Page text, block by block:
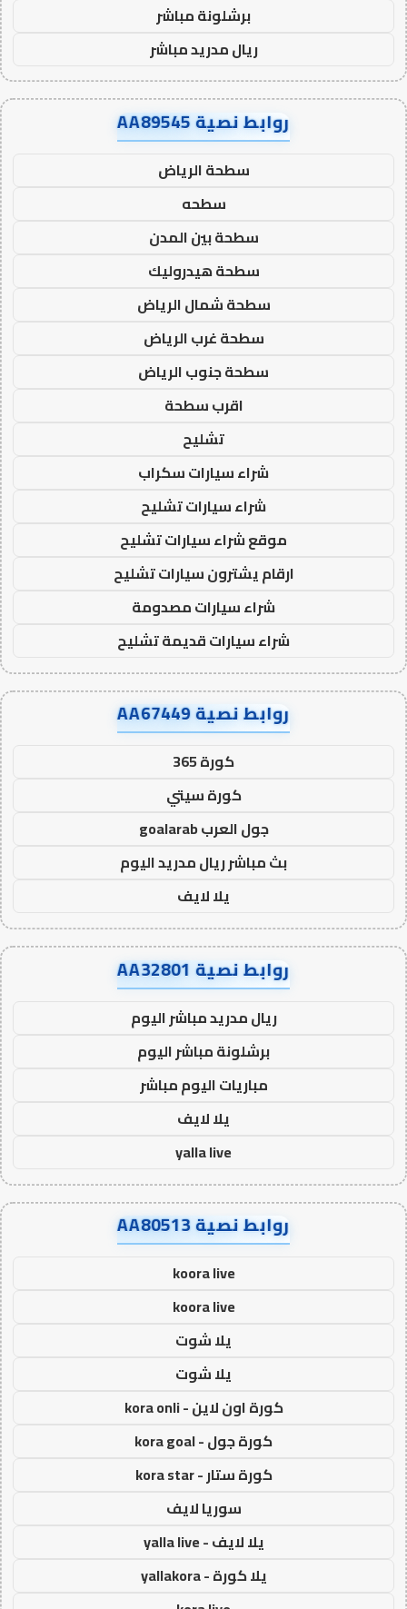
برشلونة مباشر
ريال مدريد مباشر
روابط نصية AA89545
سطحة الرياض
سطحه
سطحة بين المدن
سطحة هيدروليك
سطحة شمال الرياض
سطحة غرب الرياض
سطحة جنوب الرياض
اقرب سطحة
تشليح
شراء سيارات سكراب
شراء سيارات تشليح
موقع شراء سيارات تشليح
ارقام يشترون سيارات تشليح
شراء سيارات مصدومة
شراء سيارات قديمة تشليح
روابط نصية AA67449
كورة 365
كورة سيتي
جول العرب goalarab
بث مباشر ريال مدريد اليوم
يلا لايف
روابط نصية AA32801
ريال مدريد مباشر اليوم
برشلونة مباشر اليوم
مباريات اليوم مباشر
يلا لايف
yalla live
روابط نصية AA80513
koora live
koora live
يلا شوت
يلا شوت
كورة اون لاين - kora onli
كورة جول - kora goal
كورة ستار - kora star
سوريا لايف
يلا لايف - yalla live
يلا كورة - yallakora